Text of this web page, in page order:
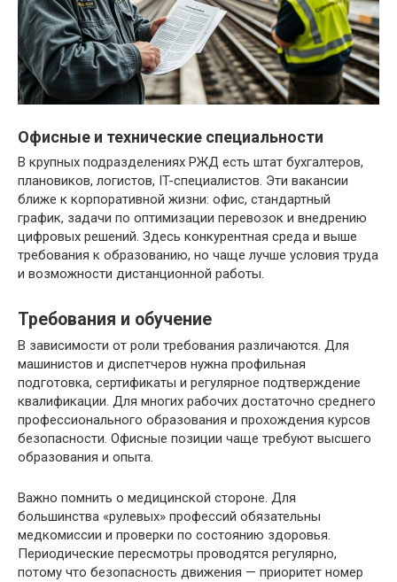
Офисные и технические специальности
В крупных подразделениях РЖД есть штат бухгалтеров,
плановиков, логистов, IT-специалистов. Эти вакансии
ближе к корпоративной жизни: офис, стандартный
график, задачи по оптимизации перевозок и внедрению
цифровых решений. Здесь конкурентная среда и выше
требования к образованию, но чаще лучше условия труда
и возможности дистанционной работы.
Требования и обучение
В зависимости от роли требования различаются. Для
машинистов и диспетчеров нужна профильная
подготовка, сертификаты и регулярное подтверждение
квалификации. Для многих рабочих достаточно среднего
профессионального образования и прохождения курсов
безопасности. Офисные позиции чаще требуют высшего
образования и опыта.
Важно помнить о медицинской стороне. Для
большинства «рулевых» профессий обязательны
медкомиссии и проверки по состоянию здоровья.
Периодические пересмотры проводятся регулярно,
потому что безопасность движения — приоритет номер